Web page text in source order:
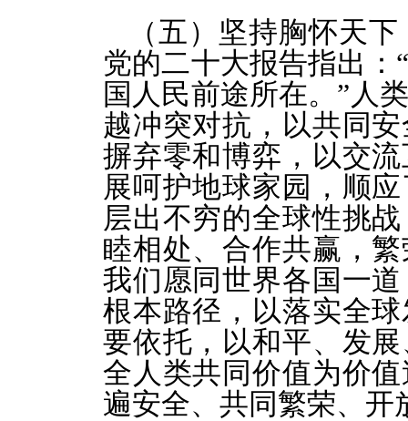
（五）坚持胸怀天
党的二十大报告指出
国人民前途所在。”人
越冲突对抗，以共同
摒弃零和博弈，以交
展呵护地球家园，顺
层出不穷的全球性挑
睦相处、合作共赢，
我们愿同世界各国一
根本路径，以落实全
要依托，以和平、发
全人类共同价值为价
遍安全、共同繁荣、开